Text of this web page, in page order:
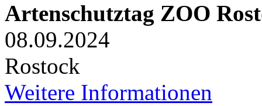
Artenschutztag ZOO
08.09.2024
Rostock
Weitere Informationen